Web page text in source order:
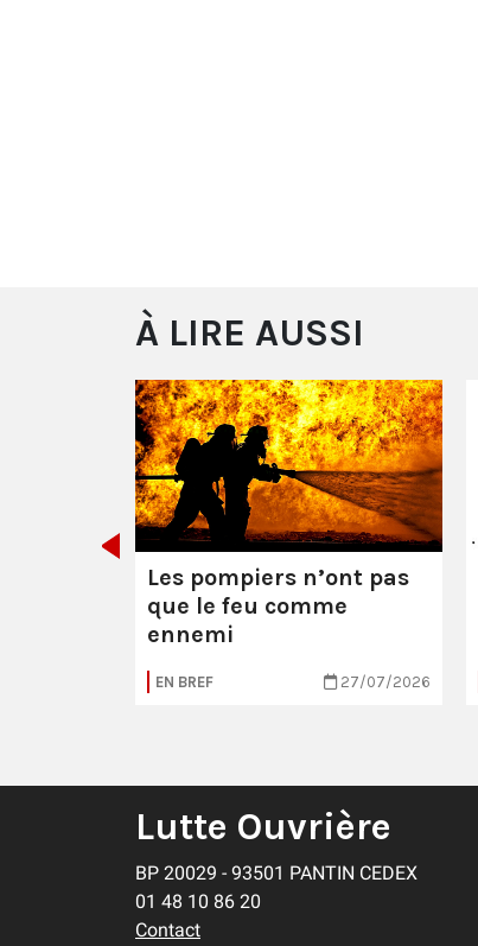
À LIRE AUSSI
Les pompiers n’ont pas
que le feu comme
ennemi
EN BREF 27/07/2026
Lutte Ouvrière
BP 20029 - 93501 PANTIN CEDEX
01 48 10 86 20
Contact